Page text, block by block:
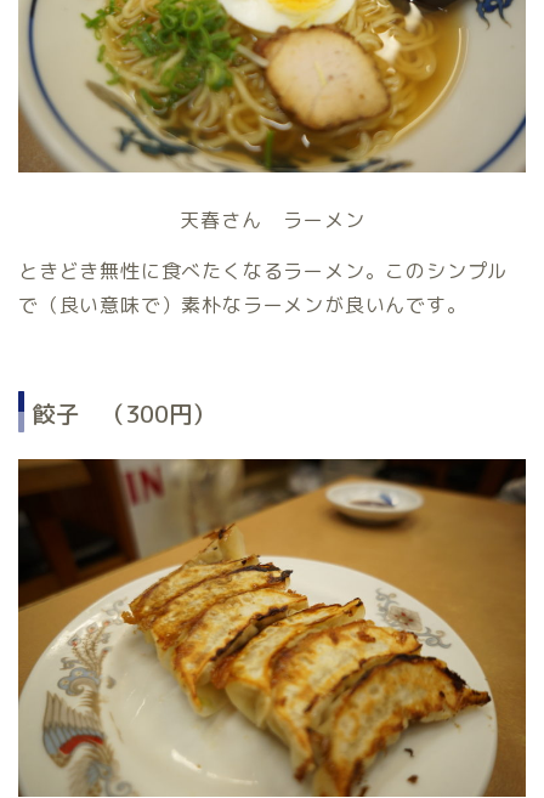
天春さん ラーメン
ときどき無性に食べたくなるラーメン。このシンプル
で（良い意味で）素朴なラーメンが良いんです。
餃子 （300円）